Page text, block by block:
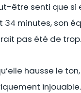
être senti que si
minutes, son
pas été de trop.
hausse le
injouable.